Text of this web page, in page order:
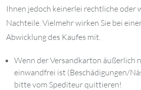
Ihnen jedoch keinerlei rechtliche oder
Nachteile. Vielmehr wirken Sie bei
Abwicklung des Kaufes mit.
Wenn der Versandkarton äußerlich
einwandfrei ist (Beschädigungen/
bitte vom Spediteur quittieren!